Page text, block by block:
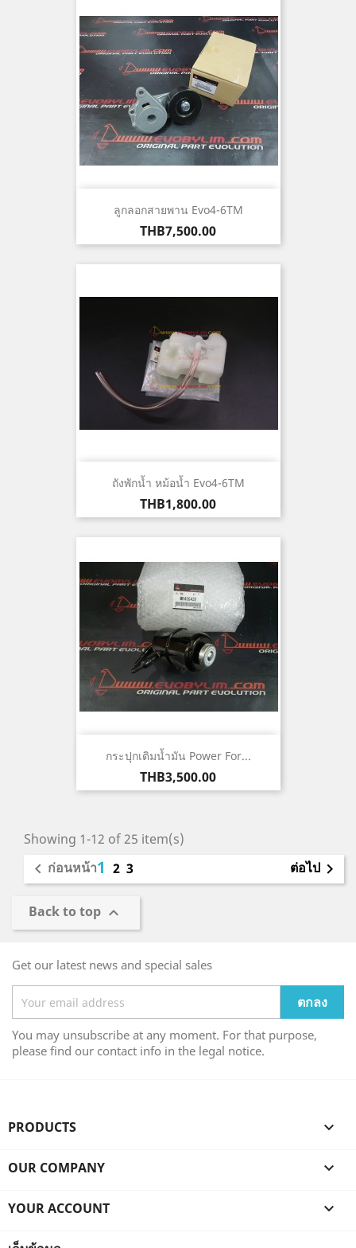
ลูกลอกสายพาน Evo4-6TM
ราคา
THB7,500.00
ถังพักน้ำ หม้อน้ำ Evo4-6TM
ราคา
THB1,800.00
กระปุกเติมน้ำมัน Power For...
ราคา
THB3,500.00
Showing 1-12 of 25 item(s)
 ก่อนหน้า1 2 3 ต่อไป 
Back to top 
Get our latest news and special sales
You may unsubscribe at any moment. For that purpose,
please find our contact info in the legal notice.
PRODUCTS 
OUR COMPANY 
YOUR ACCOUNT 